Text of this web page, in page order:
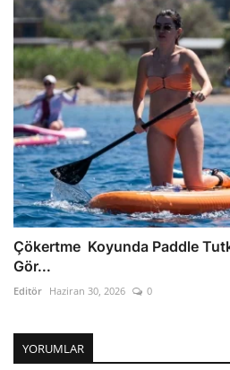
Çökertme Koyunda Paddle
Gör...
Editör Haziran 30, 2026 0
YORUMLAR